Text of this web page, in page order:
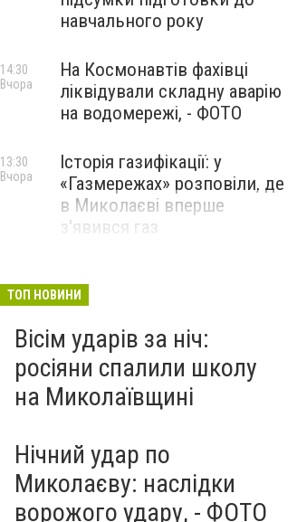
навчального року
На Космонавтів фахівці
ліквідували складну аварію
на водомережі, - ФОТО
14:30
Вчора
Історія газифікації: у
«Газмережах» розповіли, де
в Миколаєві вперше
з'явився газ
13:30
Вчора
Миколаєві 2026: шукаємо
перезавантаження
ПАРТНЕРСЬКИЙ СПЕЦПРОЄКТ
Вчора
ТОП НОВИНИ
Вісім ударів за ніч:
росіяни спалили школу
на Миколаївщині
Нічний удар по
Миколаєву: наслідки
ворожого удару, - ФОТО